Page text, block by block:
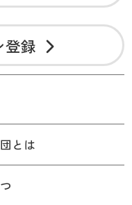
登録
とは